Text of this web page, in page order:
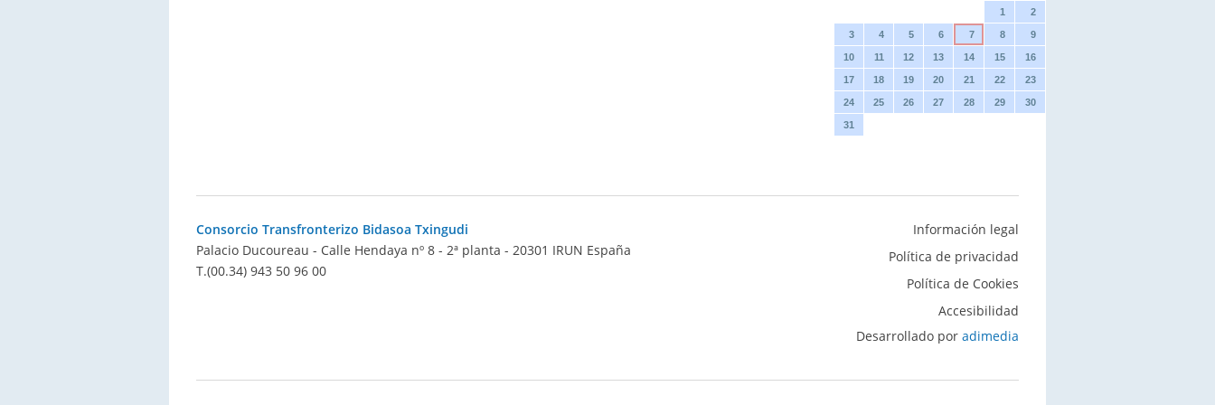
1 2
3 4 5 6 7 8 9
10 11 12 13 14 15 16
17 18 19 20 21 22 23
24 25 26 27 28 29 30
31
Consorcio Transfronterizo Bidasoa Txingudi
Palacio Ducoureau - Calle Hendaya nº 8 - 2ª planta - 20301 IRUN España
T.(00.34) 943 50 96 00
Información legal
Política de privacidad
Política de Cookies
Accesibilidad
Desarrollado por adimedia